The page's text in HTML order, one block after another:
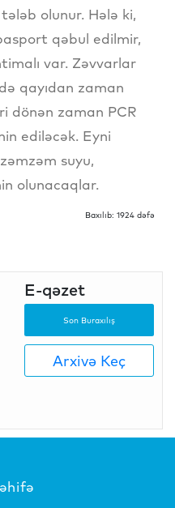
olunur. Hələ ki,
qəbul edilmir,
var. Zəvvarlar
qayıdan zaman
dönən zaman PCR
ediləcək. Eyni
suyu,
olunacaqlar.
Baxılıb: 1924 dəfə
E-qəzet
Son Buraxılış
Arxivə Keç